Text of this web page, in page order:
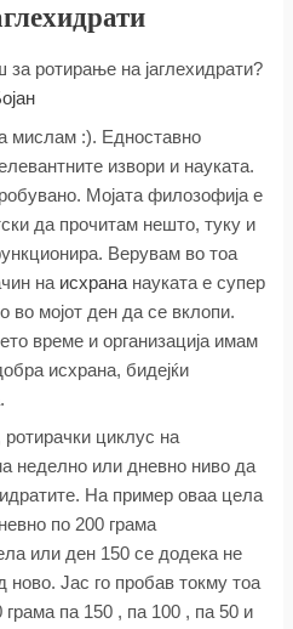
ротирање на јаглехидрати?
мислам :). Едноставно
извори и наукатa.
Мојата филозофија е
да прочитам нешто, туку и
Верувам во тоа
на исхрана науката е супер
во мојот ден да се вклопи.
време и организација имам
исхрана, бидејќи
циклус на
неделно или дневно ниво да
На пример оваа цела
по 200 грама
или ден 150 се додека не
ново. Јас го пробав токму тоа
па 150 , па 100 , па 50 и